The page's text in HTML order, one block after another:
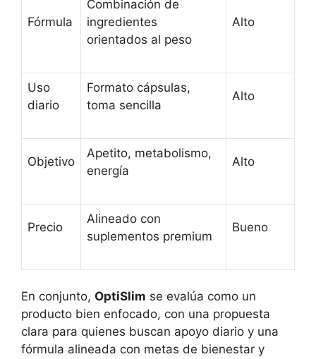
Fórmula
Combinación de
ingredientes
orientados al peso
Alto
Uso
diario
Formato cápsulas,
toma sencilla
Alto
Objetivo
Apetito, metabolismo,
energía
Alto
Precio
Alineado con
suplementos premium
Bueno
En conjunto, OptiSlim se evalúa como un
producto bien enfocado, con una propuesta
clara para quienes buscan apoyo diario y una
fórmula alineada con metas de bienestar y